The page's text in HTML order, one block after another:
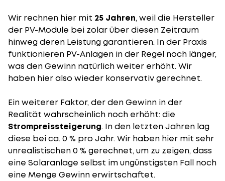
Wir rechnen hier mit 25 Jahren, weil die Hersteller
der PV-Module bei zolar über diesen Zeitraum
hinweg deren Leistung garantieren. In der Praxis
funktionieren PV-Anlagen in der Regel noch länger,
was den Gewinn natürlich weiter erhöht. Wir
haben hier also wieder konservativ gerechnet.
Ein weiterer Faktor, der den Gewinn in der
Realität wahrscheinlich noch erhöht: die
Strompreissteigerung. In den letzten Jahren lag
diese bei ca. 0 % pro Jahr. Wir haben hier mit sehr
unrealistischen 0 % gerechnet, um zu zeigen, dass
eine Solaranlage selbst im ungünstigsten Fall noch
eine Menge Gewinn erwirtschaftet.